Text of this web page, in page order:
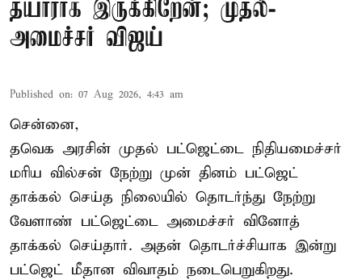
தயாராக இருக்கிறேன்; முதல்-
அமைச்சர் விஜய்
Published on: 07 Aug 2026, 4:43 am
சென்னை,
தவெக அரசின் முதல் பட்ஜெட்டை நிதியமைச்சர்
மரிய வில்சன் நேற்று முன் தினம் பட்ஜெட்
தாக்கல் செய்த நிலையில் தொடர்ந்து நேற்று
வேளாண் பட்ஜெட்டை அமைச்சர் வினோத்
தாக்கல் செய்தார். அதன் தொடர்ச்சியாக இன்று
பட்ஜெட் மீதான விவாதம் நடைபெறுகிறது.